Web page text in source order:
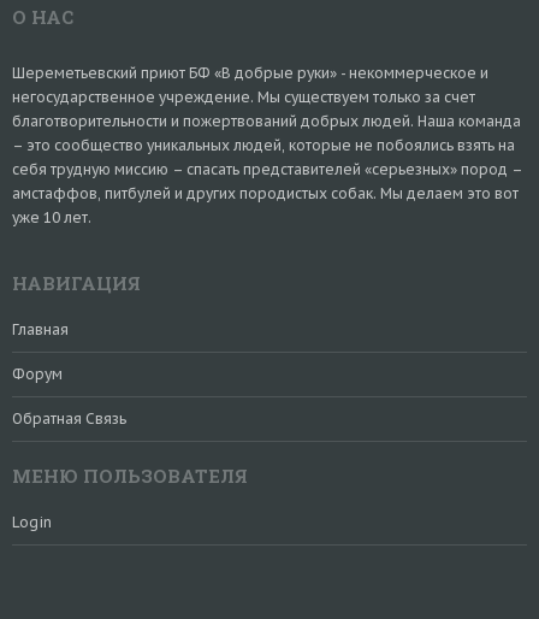
О НАС
Шереметьевский приют БФ «В добрые руки» - некоммерческое и
негосударственное учреждение. Мы существуем только за счет
благотворительности и пожертвований добрых людей. Наша команда
– это сообщество уникальных людей, которые не побоялись взять на
себя трудную миссию – спасать представителей «серьезных» пород –
амстаффов, питбулей и других породистых собак. Мы делаем это вот
уже 10 лет.
НАВИГАЦИЯ
Главная
Форум
Обратная Связь
МЕНЮ ПОЛЬЗОВАТЕЛЯ
Login